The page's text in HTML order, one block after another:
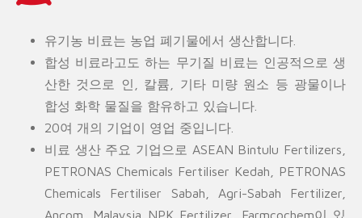
유기농 비료는 농업 폐기물에서 생산합니다.
합성 비료라고도 하는 무기질 비료는 인공적으로 생
산한 것으로 인, 칼륨, 기타 미량 원소 등 광물이나
합성 화학 물질을 함유하고 있습니다.
20여 개의 기업이 영업 중입니다.
비료 생산 주요 기업으로 ASEAN Bintulu Fertilizers,
PETRONAS Chemicals Fertiliser Kedah, PETRONAS
Chemicals Fertiliser Sabah, Agri-Sabah Fertilizer,
Ancom, Malaysia NPK Fertilizer, Farmcochem이 있